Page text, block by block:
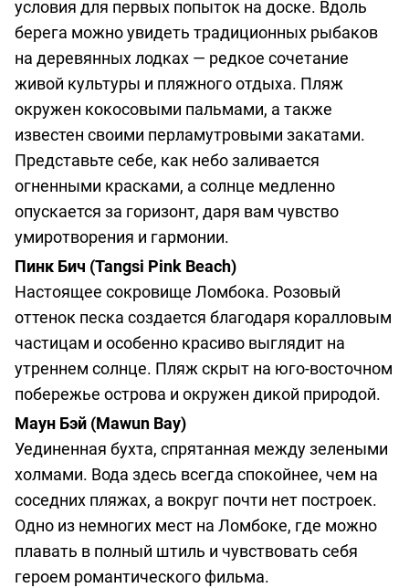
условия для первых попыток на доске. Вдоль
берега можно увидеть традиционных рыбаков
на деревянных лодках — редкое сочетание
живой культуры и пляжного отдыха. Пляж
окружен кокосовыми пальмами, а также
известен своими перламутровыми закатами.
Представьте себе, как небо заливается
огненными красками, а солнце медленно
опускается за горизонт, даря вам чувство
умиротворения и гармонии.
Пинк Бич (Tangsi Pink Beach)
Настоящее сокровище Ломбока. Розовый
оттенок песка создается благодаря коралловым
частицам и особенно красиво выглядит на
утреннем солнце. Пляж скрыт на юго-восточном
побережье острова и окружен дикой природой.
Маун Бэй (Mawun Bay)
Уединенная бухта, спрятанная между зелеными
холмами. Вода здесь всегда спокойнее, чем на
соседних пляжах, а вокруг почти нет построек.
Одно из немногих мест на Ломбоке, где можно
плавать в полный штиль и чувствовать себя
героем романтического фильма.